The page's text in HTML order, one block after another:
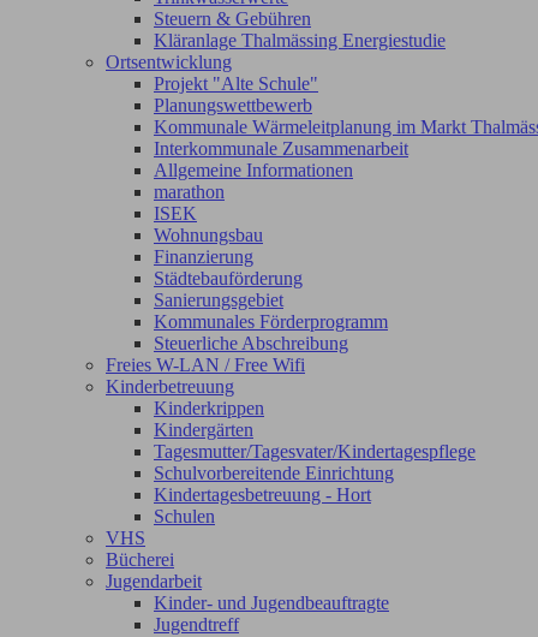
Steuern & Gebühren
Kläranlage Thalmässing Energiestudie
Ortsentwicklung
Projekt "Alte Schule"
Planungswettbewerb
Kommunale Wärmeleitplanung im Markt
Interkommunale Zusammenarbeit
Allgemeine Informationen
marathon
ISEK
Wohnungsbau
Finanzierung
Städtebauförderung
Sanierungsgebiet
Kommunales Förderprogramm
Steuerliche Abschreibung
Freies W-LAN / Free Wifi
Kinderbetreuung
Kinderkrippen
Kindergärten
Tagesmutter/Tagesvater/Kindertagespflege
Schulvorbereitende Einrichtung
Kindertagesbetreuung - Hort
Schulen
VHS
Bücherei
Jugendarbeit
Kinder- und Jugendbeauftragte
Jugendtreff